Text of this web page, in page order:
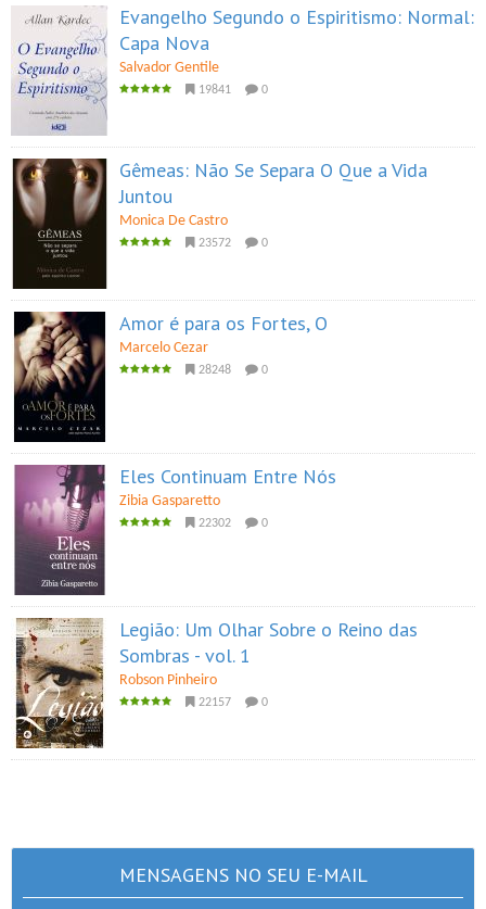
Evangelho Segundo o Espiritismo: Normal:
Capa Nova
Salvador Gentile
19841 0
Gêmeas: Não Se Separa O Que a Vida
Juntou
Monica De Castro
23572 0
Amor é para os Fortes, O
Marcelo Cezar
28248 0
Eles Continuam Entre Nós
Zibia Gasparetto
22302 0
Legião: Um Olhar Sobre o Reino das
Sombras - vol. 1
Robson Pinheiro
22157 0
MENSAGENS NO SEU E-MAIL